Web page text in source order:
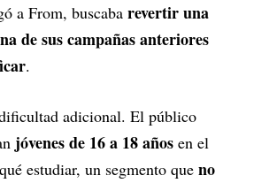
a From, buscaba revertir una
de sus campañas anteriores
.
adicional. El público
jóvenes de 16 a 18 años en el
estudiar, un segmento que no